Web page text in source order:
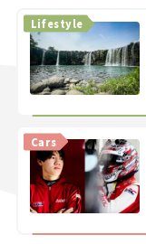
Lifestyle
Cars